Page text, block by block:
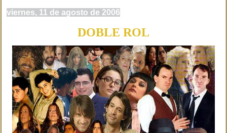
viernes, 11 de agosto de 2006
DOBLE ROL